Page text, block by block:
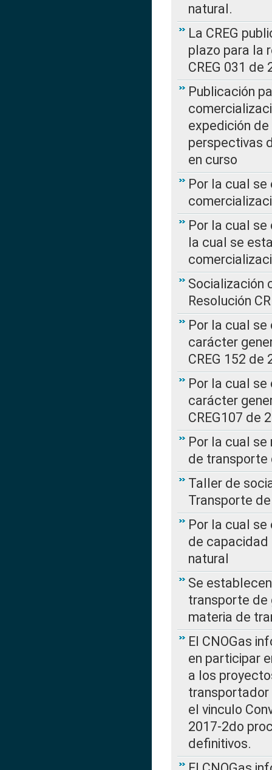
natural.
La CREG
plazo para la
CREG 031 de
Publicación
expedición de
perspectivas
en curso
Por la cual
Por la cual se
la cual se
Socialización
Resolución
Por la cual
carácter
CREG 152 de
Por la cual
carácter
CREG107 de
Por la cual
de transporte
Taller de
Transporte
Por la cual
de capacidad
natural
Se
transporte de
materia de
El CNOGas
en participar
a los
transportador
el vinculo
2017-2do
definitivos.